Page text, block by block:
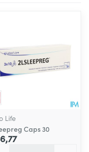
Life
Caps 30